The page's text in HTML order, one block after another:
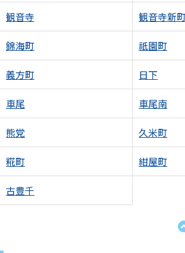
観音寺 観音寺新
錦海町 祇園町
義方町 日下
車尾 車尾南
熊党 久米町
糀町 紺屋町
古豊千